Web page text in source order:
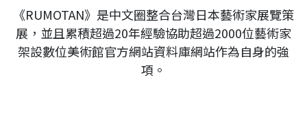
《RUMOTAN》是中文圈整合台灣日本藝術家展覽策
展，並且累積超過20年經驗協助超過2000位藝術家
架設數位美術館官方網站資料庫網站作為自身的強
項。